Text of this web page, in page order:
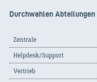
Durchwahlen Abteilungen
Zentrale
Helpdesk/Support
Vertrieb